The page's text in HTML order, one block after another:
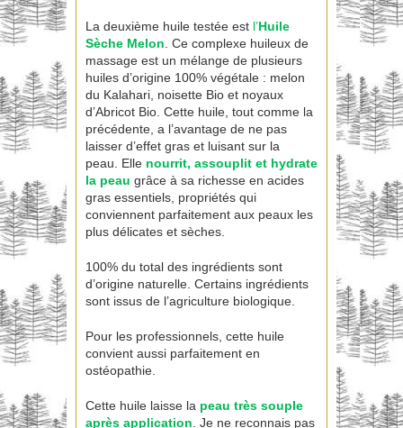
La deuxième huile testée est l’Huile
Sèche Melon . Ce complexe huileux de
massage est un mélange de plusieurs
huiles d’origine 100% végétale : melon
du Kalahari, noisette Bio et noyaux
d’Abricot Bio. Cette huile, tout comme la
précédente, a l’avantage de ne pas
laisser d’effet gras et luisant sur la
peau. Elle nourrit, assouplit et hydrate
la peau grâce à sa richesse en acides
gras essentiels, propriétés qui
conviennent parfaitement aux peaux les
plus délicates et sèches.
100% du total des ingrédients sont
d’origine naturelle. Certains ingrédients
sont issus de l’agriculture biologique.
Pour les professionnels, cette huile
convient aussi parfaitement en
ostéopathie.
Cette huile laisse la peau très souple
après application . Je ne reconnais pas